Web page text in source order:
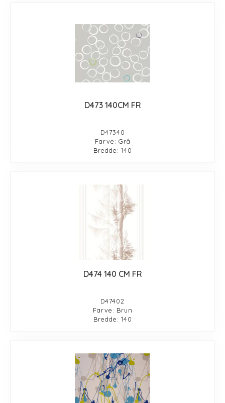
D473 140CM FR
D47340
Farve: Grå
Bredde: 140
D474 140 CM FR
D47402
Farve: Brun
Bredde: 140